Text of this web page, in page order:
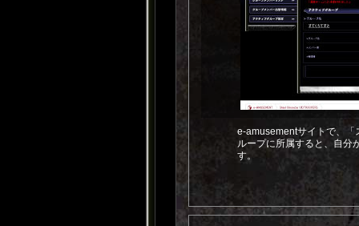
e-amusementサイトで、「
ループに所属すると、自分
す。